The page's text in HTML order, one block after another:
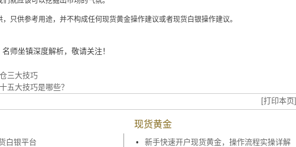
只供参考用途，并不构成任何现货黄金操作建议或者现货白银操作建议。
师坐镇深度解析，敬请关注！
三大技巧
五大技巧是哪些？
[打印本页]
白银平台
现货黄金
•
新手快速开户现货黄金，操作流程实操详解